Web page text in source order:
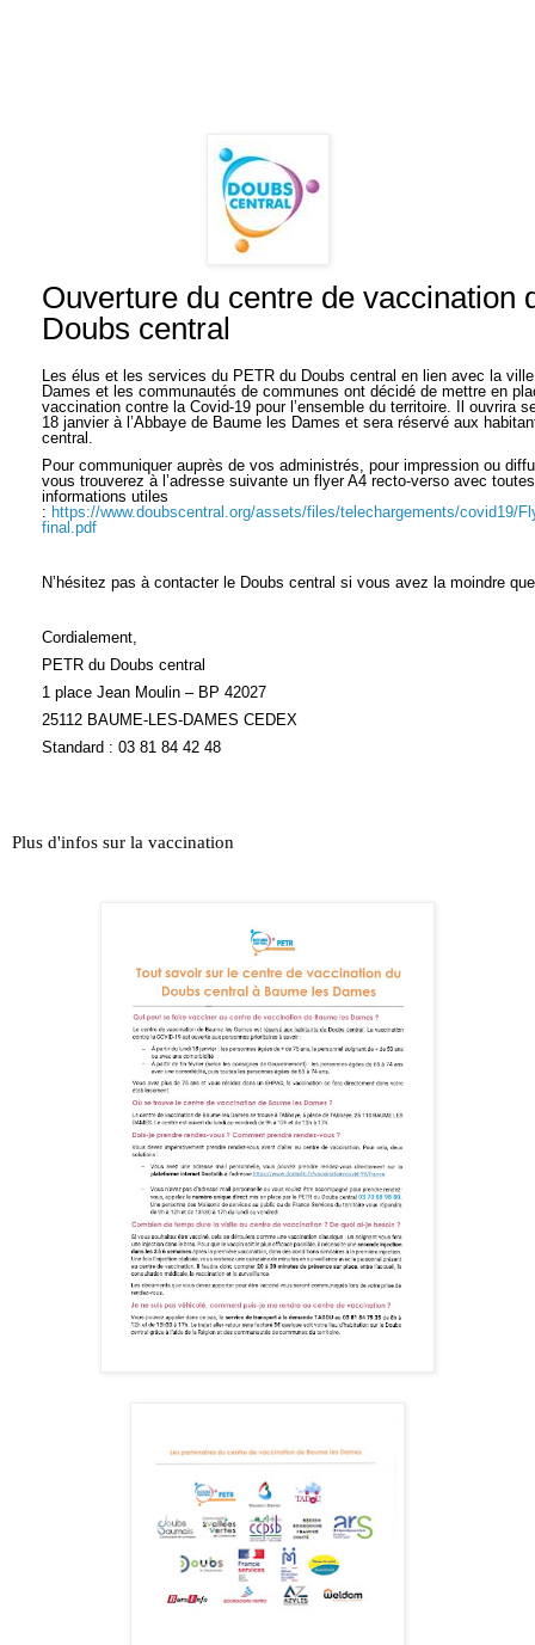
Ouverture du centre de vaccination
Doubs central
Les élus et les services du PETR du Doubs central en lien avec la
Dames et les communautés de communes ont décidé de mettre en
vaccination contre la Covid-19 pour l’ensemble du territoire. Il ouvrira
18 janvier à l’Abbaye de Baume les Dames et sera réservé aux
central.
Pour communiquer auprès de vos administrés, pour impression ou
vous trouverez à l’adresse suivante un flyer A4 recto-verso avec
informations utiles
: https://www.doubscentral.org/assets/files/telechargements/covid19/
final.pdf
N’hésitez pas à contacter le Doubs central si vous avez la moindre
Cordialement,
PETR du Doubs central
1 place Jean Moulin – BP 42027
25112 BAUME-LES-DAMES CEDEX
Standard : 03 81 84 42 48
Plus d'infos sur la vaccination